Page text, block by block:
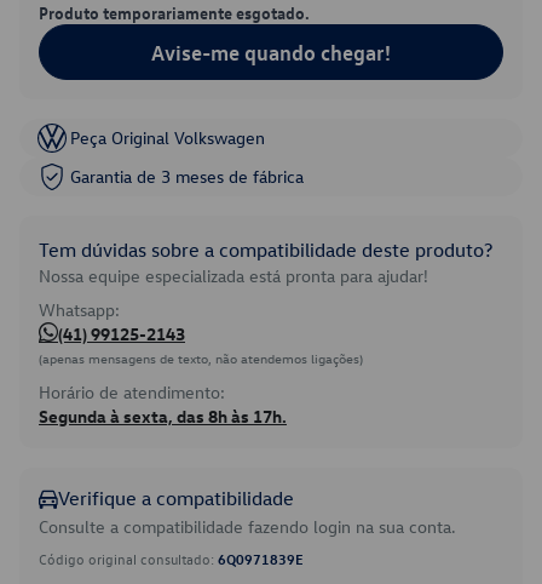
Produto temporariamente esgotado.
Avise-me quando chegar!
Peça Original Volkswagen
Garantia de 3 meses de fábrica
Tem dúvidas sobre a compatibilidade deste produto?
Nossa equipe especializada está pronta para ajudar!
Whatsapp:
(41) 99125-2143
(apenas mensagens de texto, não atendemos ligações)
Horário de atendimento:
Segunda à sexta, das 8h às 17h.
Verifique a compatibilidade
Consulte a compatibilidade fazendo login na sua conta.
Código original consultado: 6Q0971839E